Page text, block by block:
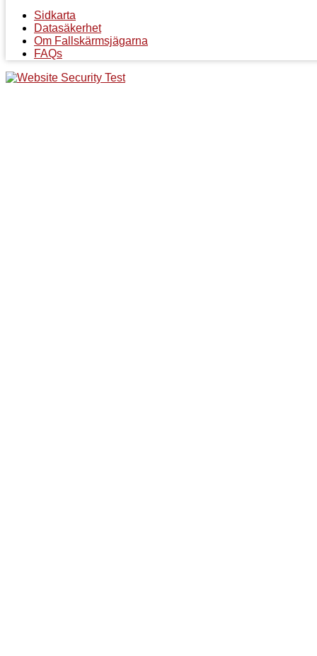
Sidkarta
Datasäkerhet
Om Fallskärmsjägarna
FAQs